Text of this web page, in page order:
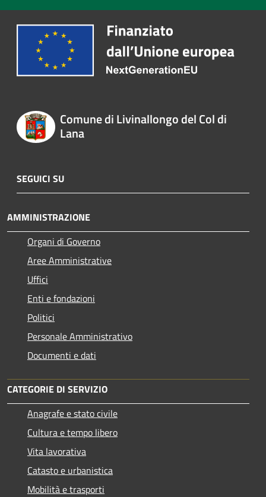
Comune di Livinallongo del Col di
Lana
SEGUICI SU
AMMINISTRAZIONE
Organi di Governo
Aree Amministrative
Uffici
Enti e fondazioni
Politici
Personale Amministrativo
Documenti e dati
CATEGORIE DI SERVIZIO
Anagrafe e stato civile
Cultura e tempo libero
Vita lavorativa
Catasto e urbanistica
Mobilità e trasporti